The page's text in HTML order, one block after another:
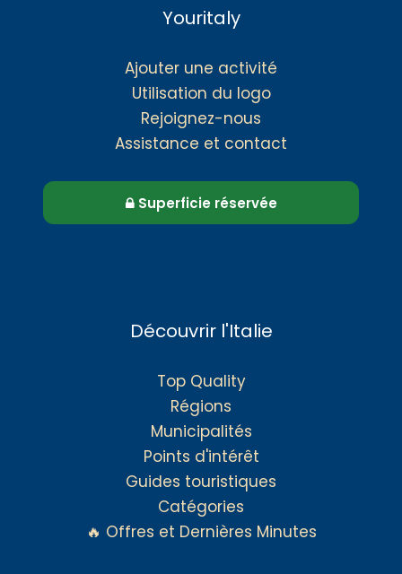
Youritaly
Ajouter une activité
Utilisation du logo
Rejoignez-nous
Assistance et contact
Superficie réservée
Découvrir l'Italie
Top Quality
Régions
Municipalités
Points d'intérêt
Guides touristiques
Catégories
🔥 Offres et Dernières Minutes